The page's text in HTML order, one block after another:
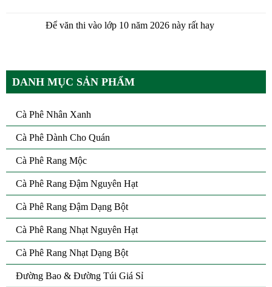
Để văn thi vào lớp 10 năm 2026 này rất hay
DANH MỤC SẢN PHẨM
Cà Phê Nhân Xanh
Cà Phê Dành Cho Quán
Cà Phê Rang Mộc
Cà Phê Rang Đậm Nguyên Hạt
Cà Phê Rang Đậm Dạng Bột
Cà Phê Rang Nhạt Nguyên Hạt
Cà Phê Rang Nhạt Dạng Bột
Đường Bao & Đường Túi Giá Sỉ